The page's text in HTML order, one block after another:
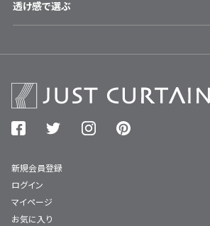
透け感で選ぶ
新規会員登録
ログイン
マイページ
お気に入り